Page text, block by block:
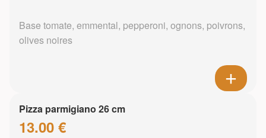
Base tomate, emmental, pepperoni, ognons, poivrons,
olives noires
Pizza parmigiano 26 cm
13.00 €